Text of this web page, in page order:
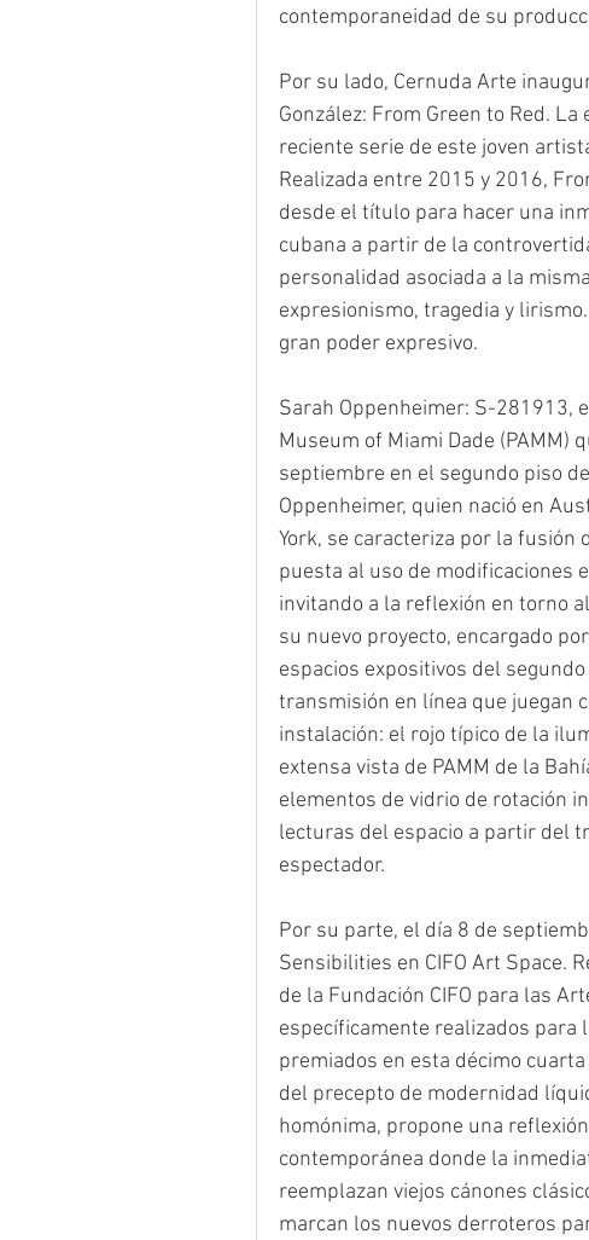
contemporaneidad de su
Por su lado, Cernuda Arte
González: From Green to Red.
reciente serie de este joven
Realizada entre 2015 y 2016,
desde el título para hacer una
cubana a partir de la
personalidad asociada a la
expresionismo, tragedia y
gran poder expresivo.
Sarah Oppenheimer: S-281913,
Museum of Miami Dade (PAMM)
septiembre en el segundo piso
Oppenheimer, quien nació en
York, se caracteriza por la
puesta al uso de modificaciones
invitando a la reflexión en torno
su nuevo proyecto, encargado
espacios expositivos del
transmisión en línea que juegan
instalación: el rojo típico de la
extensa vista de PAMM de la
elementos de vidrio de rotación
lecturas del espacio a partir del
espectador.
Por su parte, el día 8 de
Sensibilities en CIFO Art Space.
de la Fundación CIFO para las
específicamente realizados
premiados en esta décimo
del precepto de modernidad
homónima, propone una
contemporánea donde la
reemplazan viejos cánones
marcan los nuevos derroteros